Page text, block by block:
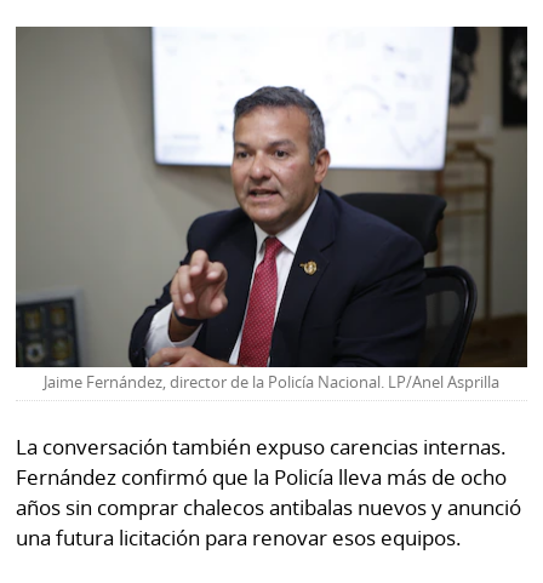
Jaime Fernández, director de la Policía Nacional. LP/Anel Asprilla
La conversación también expuso carencias internas.
Fernández confirmó que la Policía lleva más de ocho
años sin comprar chalecos antibalas nuevos y anunció
una futura licitación para renovar esos equipos.